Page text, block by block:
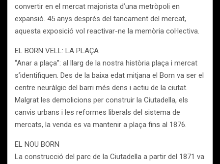
convertir en el mercat majorista d’una metròpoli en
expansió. 45 anys després del tancament del mercat,
aquesta exposició vol reactivar-ne la memòria col·lectiva.
EL BORN VELL: LA PLAÇA
“Anar a plaça”: al llarg de la nostra història plaça i mercat
s’identifiquen. Des de la baixa edat mitjana el Born va ser el
centre neuràlgic del barri més dens i actiu de la ciutat.
Malgrat les demolicions per construir la Ciutadella, els
canvis urbans i les reformes liberals del sistema de
mercats, la venda es va mantenir a plaça fins al 1876.
EL NOU BORN
La construcció del parc de la Ciutadella a partir del 1871 va